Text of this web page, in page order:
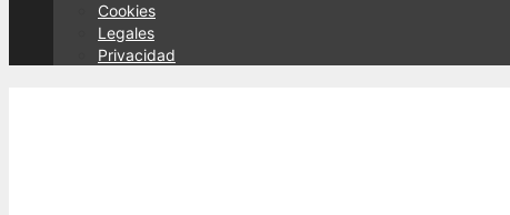
Cookies
Legales
Privacidad